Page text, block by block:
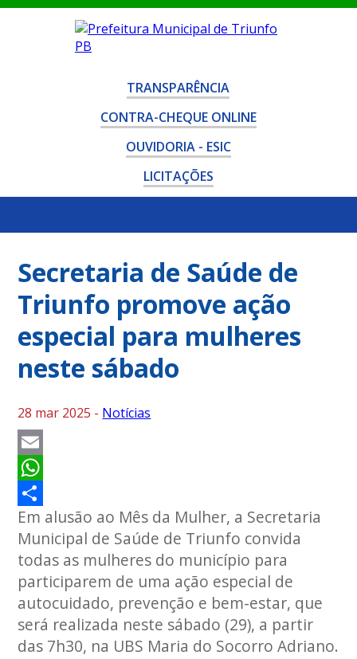
TRANSPARÊNCIA
CONTRA-CHEQUE ONLINE
OUVIDORIA - ESIC
LICITAÇÕES
Secretaria de Saúde de
Triunfo promove ação
especial para mulheres
neste sábado
28 mar 2025 - Notícias
Email
WhatsApp
Share
Em alusão ao Mês da Mulher, a Secretaria
Municipal de Saúde de Triunfo convida
todas as mulheres do município para
participarem de uma ação especial de
autocuidado, prevenção e bem-estar, que
será realizada neste sábado (29), a partir
das 7h30, na UBS Maria do Socorro Adriano.